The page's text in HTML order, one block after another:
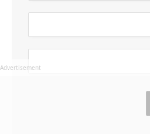
Advertisement